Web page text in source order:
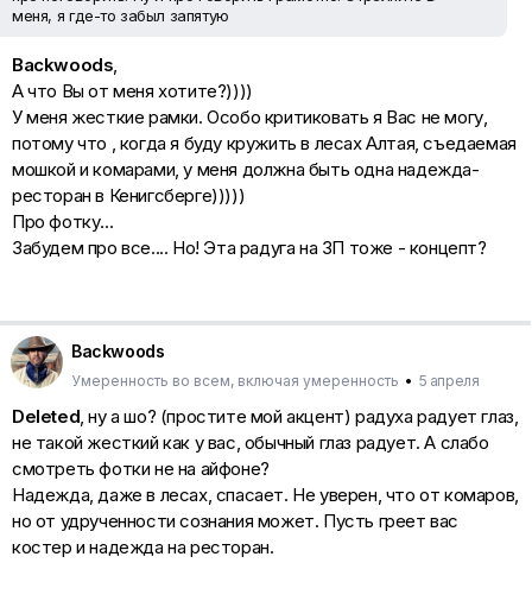
меня, я где-то забыл запятую
Backwoods,
А что Вы от меня хотите?))))
У меня жесткие рамки. Особо критиковать я Вас не могу,
потому что , когда я буду кружить в лесах Алтая, съедаемая
мошкой и комарами, у меня должна быть одна надежда-
ресторан в Кенигсберге)))))
Про фотку...
Забудем про все.... Но! Эта радуга на ЗП тоже - концепт?
Backwoods
Умеренность во всем, включая умеренность • 5 апреля
Deleted, ну а шо? (простите мой акцент) радуха радует глаз,
не такой жесткий как у вас, обычный глаз радует. А слабо
смотреть фотки не на айфоне?
Надежда, даже в лесах, спасает. Не уверен, что от комаров,
но от удрученности сознания может. Пусть греет вас
костер и надежда на ресторан.